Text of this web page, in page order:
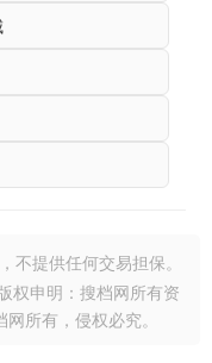
不提供任何交易担保。
权申明：搜档网所有资
所有，侵权必究。